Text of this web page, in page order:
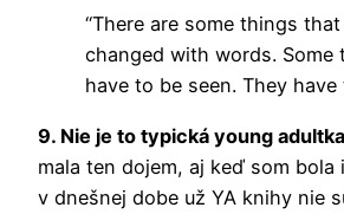
“There are some things that
changed with words. Some
have to be seen. They have
9. Nie je to typická young
mala ten dojem, aj keď som bola
v dnešnej dobe už YA knihy nie